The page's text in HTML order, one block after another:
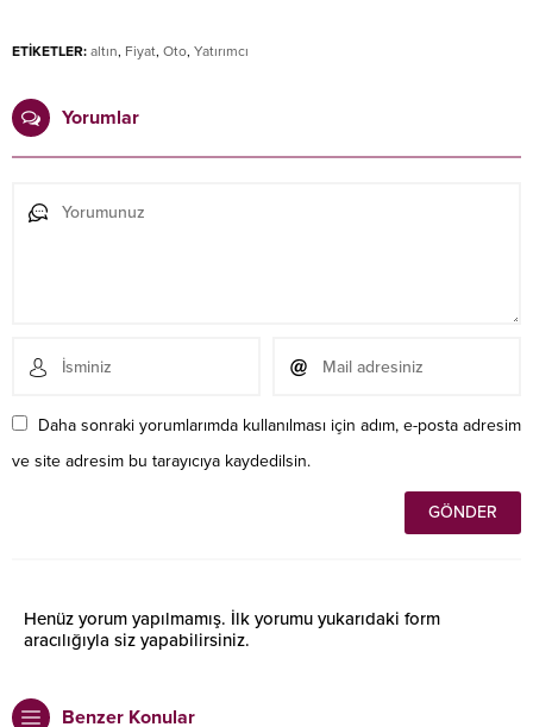
ETİKETLER: altın, Fiyat, Oto, Yatırımcı
Yorumlar
Daha sonraki yorumlarımda kullanılması için adım, e-posta adresim
ve site adresim bu tarayıcıya kaydedilsin.
Henüz yorum yapılmamış. İlk yorumu yukarıdaki form
aracılığıyla siz yapabilirsiniz.
Benzer Konular